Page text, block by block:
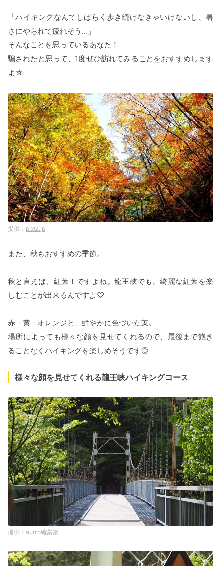
「ハイキングなんてしばらく歩き続けなきゃいけないし、暑
さにやられて疲れそう…」
そんなことを思っているあなた！
騙されたと思って、1度ぜひ訪れてみることをおすすめします
よ☆
pixta.jp
また、秋もおすすめの季節。
秋と言えば、紅葉！ですよね。龍王峡でも、綺麗な紅葉を楽
しむことが出来るんですよ♡
赤・黄・オレンジと、鮮やかに色づいた葉。
場所によっても様々な顔を見せてくれるので、最後まで飽き
ることなくハイキングを楽しめそうです◎
様々な顔を見せてくれる龍王峡ハイキングコース
aumo編集部